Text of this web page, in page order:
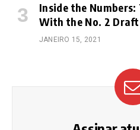
Inside the Numbers:
With the No. 2
JANEIRO 15, 2021